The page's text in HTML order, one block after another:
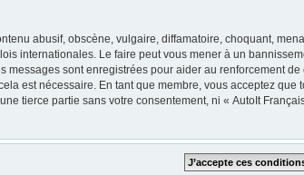
abusif, obscène, vulgaire, diffamatoire, choquant,
internationales. Le faire peut vous mener à un
messages sont enregistrées pour aider au renforcement
est nécessaire. En tant que membre, vous acceptez
tierce partie sans votre consentement, ni « AutoIt